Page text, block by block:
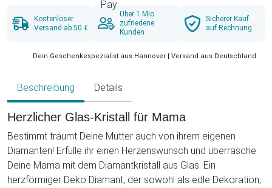
Kostenloser
Versand ab 50 €
Über 1 Mio.
zufriedene
Kunden
Sicherer Kauf
auf Rechnung
Dein Geschenkespezialist aus Hannover | Versand aus Deutschland
Beschreibung Details
Herzlicher Glas-Kristall für Mama
Bestimmt träumt Deine Mutter auch von ihrem eigenen
Diamanten! Erfülle ihr einen Herzenswunsch und überrasche
Deine Mama mit dem Diamantkristall aus Glas. Ein
herzförmiger Deko Diamant, der sowohl als edle Dekoration,